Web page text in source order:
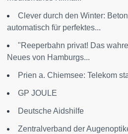
Clever durch den Winter:
automatisch für perfektes...
"Reeperbahn privat! Das
Neues von Hamburgs...
Prien a. Chiemsee: Telekom
GP JOULE
Deutsche Aidshilfe
Zentralverband der